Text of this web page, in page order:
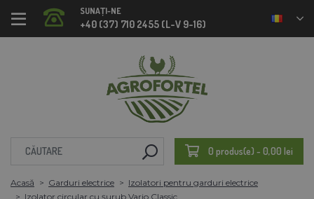
SUNAȚI-NE
+40 (37) 710 2455 (L-V 9-16)
0 produs(e) - 0,00 lei
Acasă Garduri electrice
Izolatori pentru garduri electrice
Izolator circular cu șurub Vario Classic